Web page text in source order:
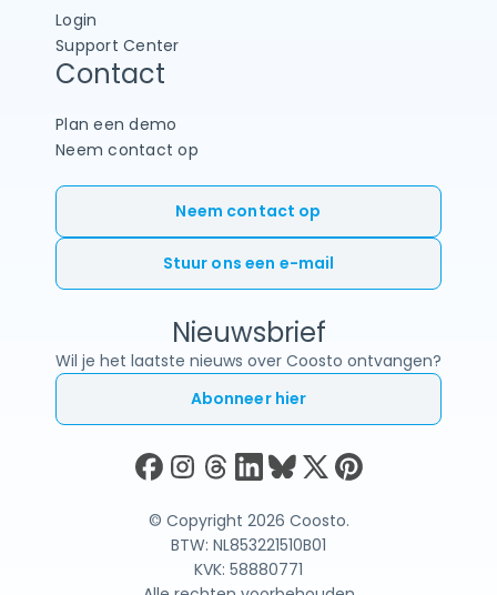
Neem contact op
Stuur ons een e-mail
Nieuwsbrief
Wil je het laatste nieuws over Coosto ontvangen?
Abonneer hier
Login
Support Center
Contact
Plan een demo
Neem contact op
© Copyright 2026 Coosto.
BTW: NL853221510B01
KVK: 58880771